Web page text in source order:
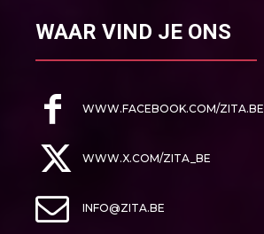
WAAR VIND JE ONS
WWW.FACEBOOK.COM/ZITA.BE
WWW.X.COM/ZITA_BE
INFO@ZITA.BE